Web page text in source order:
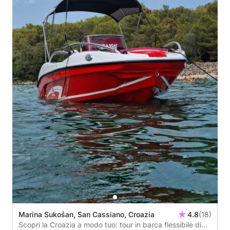
Marina Sukošan, San Cassiano, Croazia 4.8(18)
Scopri la Croazia a modo tuo: tour in barca flessibile di